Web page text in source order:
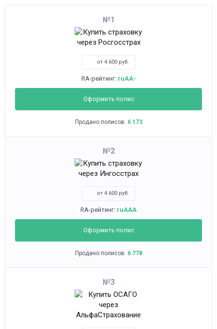
1
от 4 600 руб.
RA-рейтинг: ruAA-
Оформить полис
Продано полисов: 6 173
2
от 4 600 руб.
RA-рейтинг: ruAAA
Оформить полис
Продано полисов: 6 778
3